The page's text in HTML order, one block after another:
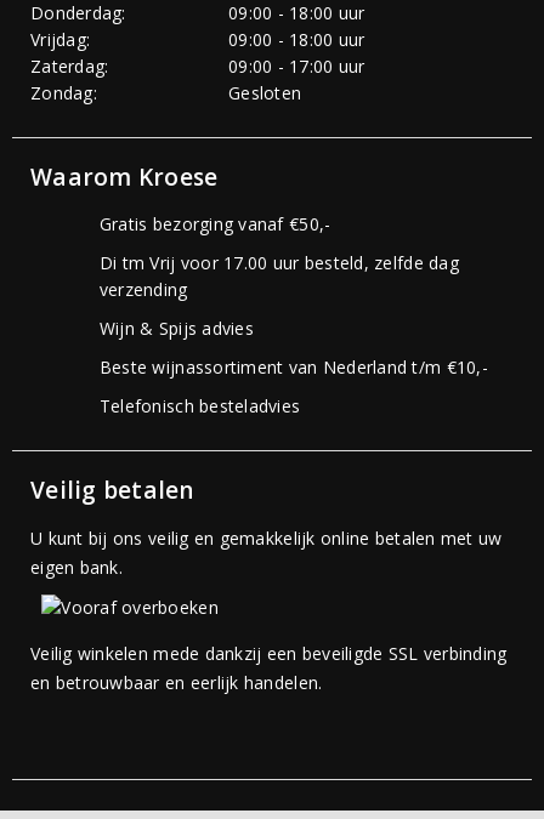
Donderdag:
09:00 - 18:00 uur
Vrijdag:
09:00 - 18:00 uur
Zaterdag:
09:00 - 17:00 uur
Zondag:
Gesloten
Waarom Kroese
Gratis bezorging vanaf €50,-
Di tm Vrij voor 17.00 uur besteld, zelfde dag
verzending
Wijn & Spijs advies
Beste wijnassortiment van Nederland t/m €10,-
Telefonisch besteladvies
Veilig betalen
U kunt bij ons veilig en gemakkelijk online betalen met uw
eigen bank.
Veilig winkelen mede dankzij een beveiligde SSL verbinding
en betrouwbaar en eerlijk handelen.